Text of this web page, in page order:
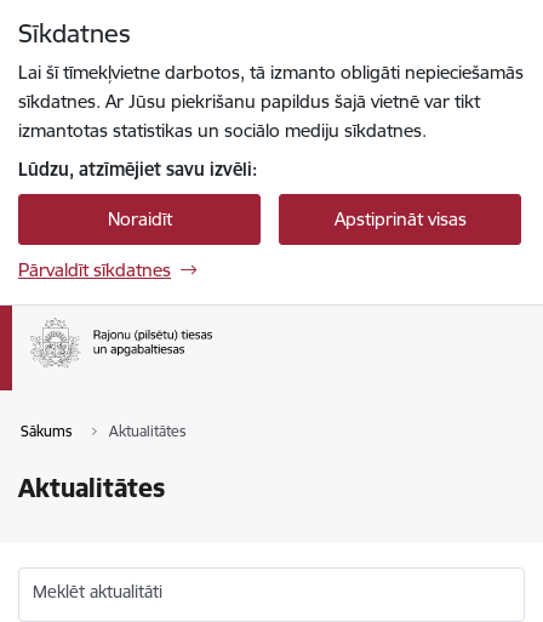
Sīkdatnes
Lai šī tīmekļvietne darbotos, tā izmanto obligāti nepieciešamās
sīkdatnes. Ar Jūsu piekrišanu papildus šajā vietnē var tikt
izmantotas statistikas un sociālo mediju sīkdatnes.
Lūdzu, atzīmējiet savu izvēli:
Noraidīt Apstiprināt visas
Pārvaldīt sīkdatnes
Sākums Aktualitātes
Aktualitātes
Meklēt aktualitāti